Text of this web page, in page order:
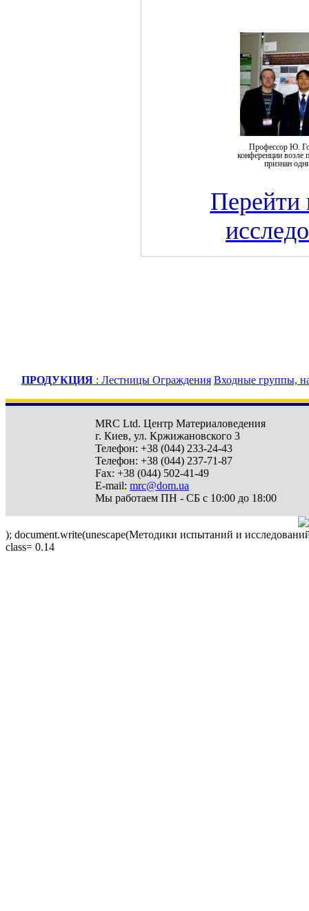
Профессор Ю.
конференции возле
признан
Перейти
ПРОДУКЦИЯ : Лестницы Ограждения Входные группы,
MRC Ltd. Центр Материаловедения
г. Киев, ул. Кржижановского 3
Телефон: +38 (044) 233-24-43
Телефон: +38 (044) 237-71-87
Fax: +38 (044) 502-41-49
E-mail: mrc@dom.ua
Мы работаем ПН - СБ с 10:00 до 18:00
); document.write(unescape(Методики испытаний и
class= 0.14